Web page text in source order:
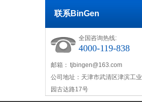
联系BinGen
全国咨询热线:
4000-119-838
邮箱： tjbingen@163.com
公司地址：天津市武清区津滨工业
园古达路17号